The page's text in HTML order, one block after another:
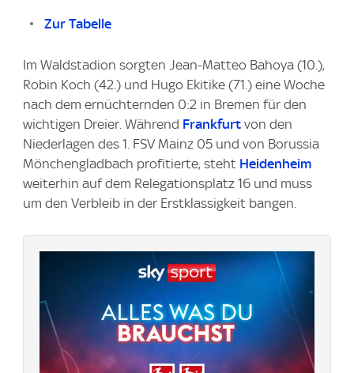
Zur Tabelle
Im Waldstadion sorgten Jean-Matteo Bahoya (10.),
Robin Koch (42.) und Hugo Ekitike (71.) eine Woche
nach dem ernüchternden 0:2 in Bremen für den
wichtigen Dreier. Während Frankfurt von den
Niederlagen des 1. FSV Mainz 05 und von Borussia
Mönchengladbach profitierte, steht Heidenheim
weiterhin auf dem Relegationsplatz 16 und muss
um den Verbleib in der Erstklassigkeit bangen.